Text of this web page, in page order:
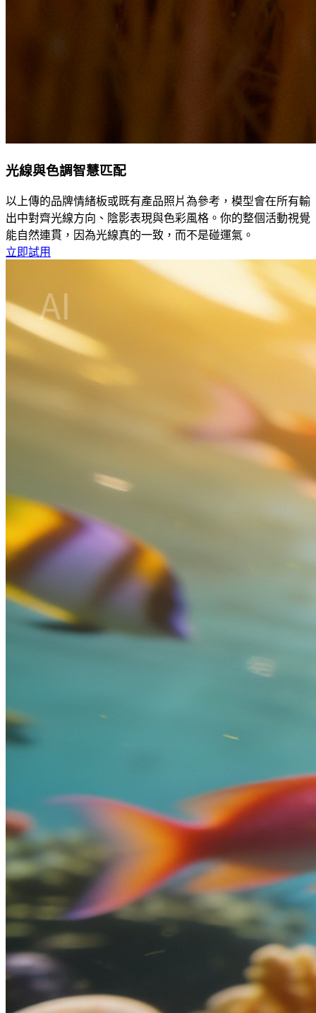
光線與色調智慧匹配
以上傳的品牌情緒板或既有產品照片為參考，模型會在所有輸
出中對齊光線方向、陰影表現與色彩風格。你的整個活動視覺
能自然連貫，因為光線真的一致，而不是碰運氣。
立即試用